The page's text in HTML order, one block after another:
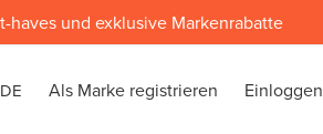
haves und exklusive Markenrabatte
DE Als Marke registrieren Einloggen